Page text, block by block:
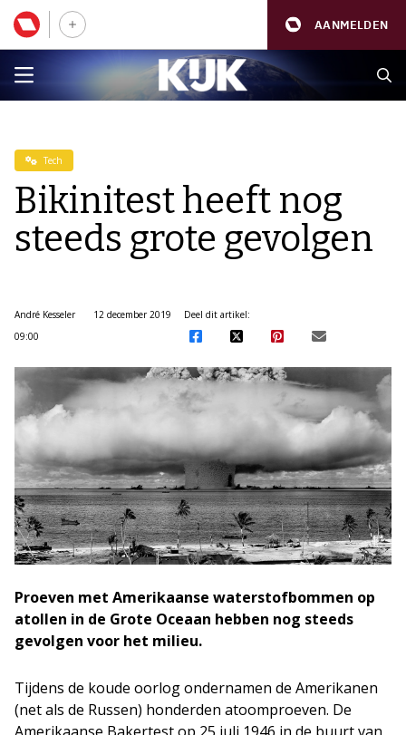
AANMELDEN
Tech
Bikinitest heeft nog
steeds grote gevolgen
André Kesseler
12 december 2019
09:00
Deel dit artikel:
Proeven met Amerikaanse waterstofbommen op
atollen in de Grote Oceaan hebben nog steeds
gevolgen voor het milieu.
Tijdens de koude oorlog ondernamen de Amerikanen
(net als de Russen) honderden atoomproeven. De